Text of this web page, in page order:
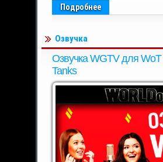
Подробнее
Озвучка
Озвучка WGTV для
Tanks